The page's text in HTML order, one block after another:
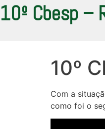
10º Cbesp –
10º
Com a
como foi o